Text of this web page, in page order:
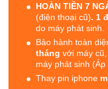
HOÀN TIỀN 7
(điện thoại cũ). 1
do máy phát sinh.
Bảo hành toàn
tháng với máy cũ,
máy phát sinh
Thay pin iphone